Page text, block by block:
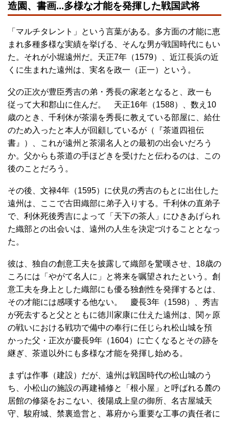
造園、書画...多様な才能を発揮した戦国武将
「マルチタレント」という言葉がある。多方面の才能に恵
まれ多種多様な実績を挙げる、そんな男が戦国時代にもい
た。それが小堀遠州だ。天正7年（1579）、近江長浜の近
くに生まれた遠州は、実名を政一（正一）という。
父の正次が豊臣秀吉の弟・秀長の家老となると、政一も
従って大和郡山に住んだ。 天正16年（1588）、数え10
歳のとき、千利休が茶湯を秀長に教えている部屋に、給仕
のため入ったと本人が回顧しているが（『茶道四祖伝
書』）、これが遠州と茶湯名人との最初の出会いだろう
か。父からも茶道の手ほどきを受けたと伝わるのは、この
後のことだろう。
その後、文禄4年（1595）に伏見の秀吉のもとに出仕した
遠州は、ここで古田織部に弟子入りする。千利休の直弟子
で、利休死後秀吉によって「天下の茶人」にひきあげられ
た織部との出会いは、遠州の人生を決定づけることとなっ
た。
彼は、独自の創意工夫を披露して織部を驚嘆させ、18歳の
ころには「やがて名人に」と将来を嘱望されたという。創
意工夫を身上とした織部にも優る独創性を発揮するとは、
その才能には感嘆する他ない。 慶長3年（1598）、秀吉
が死去すると父とともに徳川家康に仕えた遠州は、関ヶ原
の戦いにおける戦功で備中の奉行に任じられ松山城を預
かった父・正次が慶長9年（1604）に亡くなるとその跡を
継ぎ、茶道以外にも多様な才能を発揮し始める。
まずは作事（建設）だが、遠州は戦国時代の松山城のう
ち、小松山の施設の再建補修と「根小屋」と呼ばれる麓の
居館の修築をおこない、後陽成上皇の御所、名古屋城天
守、駿府城、禁裏造営と、幕府から重要な工事の責任者に